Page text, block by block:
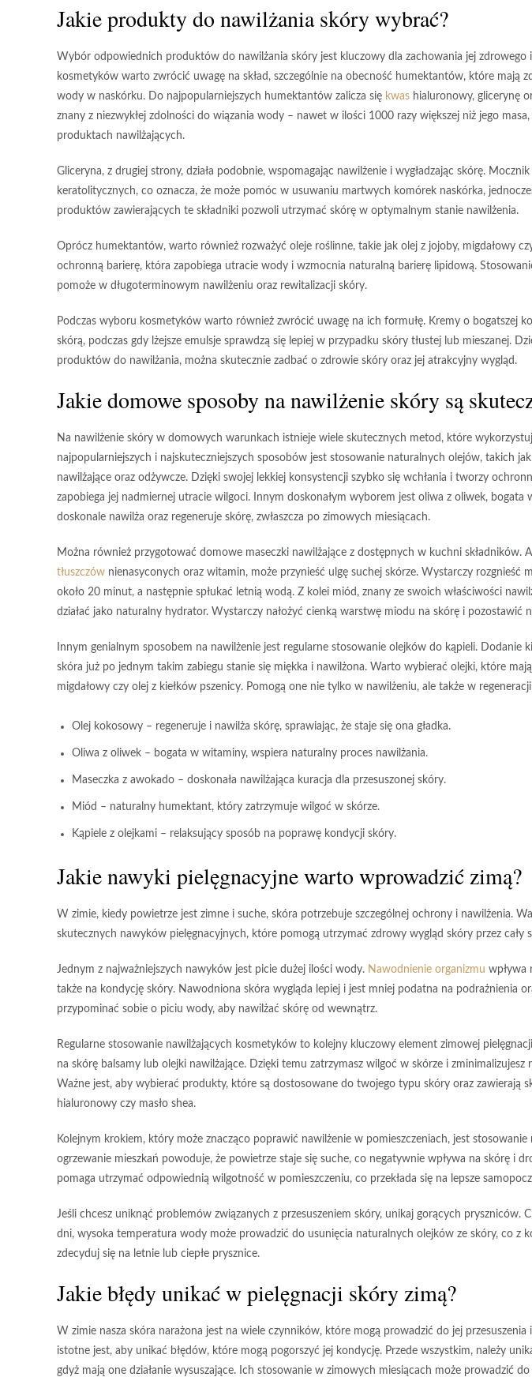
Jakie produkty do nawilżania skóry wybrać?
Wybór odpowiednich produktów do nawilżania skóry jest kluczowy dla zachowania jej zdrowego
kosmetyków warto zwrócić uwagę na skład, szczególnie na obecność humektantów, które mają
wody w naskórku. Do najpopularniejszych humektantów zalicza się kwas hialuronowy, glicerynę
znany z niezwykłej zdolności do wiązania wody – nawet w ilości 1000 razy większej niż jego
produktach nawilżających.
Gliceryna, z drugiej strony, działa podobnie, wspomagając nawilżenie i wygładzając skórę.
keratolitycznych, co oznacza, że może pomóc w usuwaniu martwych komórek naskórka,
produktów zawierających te składniki pozwoli utrzymać skórę w optymalnym stanie nawilżenia.
Oprócz humektantów, warto również rozważyć oleje roślinne, takie jak olej z jojoby, migdałowy
ochronną barierę, która zapobiega utracie wody i wzmocnia naturalną barierę lipidową.
pomoże w długoterminowym nawilżeniu oraz rewitalizacji skóry.
Podczas wyboru kosmetyków warto również zwrócić uwagę na ich formułę. Kremy o bogatszej
skórą, podczas gdy lżejsze emulsje sprawdzą się lepiej w przypadku skóry tłustej lub mieszanej.
produktów do nawilżania, można skutecznie zadbać o zdrowie skóry oraz jej atrakcyjny wygląd.
Jakie domowe sposoby na nawilżenie skóry są
Na nawilżenie skóry w domowych warunkach istnieje wiele skutecznych metod, które
najpopularniejszych i najskuteczniejszych sposobów jest stosowanie naturalnych olejów, takich
nawilżające oraz odżywcze. Dzięki swojej lekkiej konsystencji szybko się wchłania i tworzy
zapobiega jej nadmiernej utracie wilgoci. Innym doskonałym wyborem jest oliwa z oliwek,
doskonale nawilża oraz regeneruje skórę, zwłaszcza po zimowych miesiącach.
Można również przygotować domowe maseczki nawilżające z dostępnych w kuchni składników.
tłuszczów nienasyconych oraz witamin, może przynieść ulgę suchej skórze. Wystarczy rozgnieść
około 20 minut, a następnie spłukać letnią wodą. Z kolei miód , znany ze swoich właściwości
działać jako naturalny hydrator. Wystarczy nałożyć cienką warstwę miodu na skórę i pozostawić
Innym genialnym sposobem na nawilżenie jest regularne stosowanie olejków do kąpieli. Dodanie
skóra już po jednym takim zabiegu stanie się miękka i nawilżona. Warto wybierać olejki, które
migdałowy czy olej z kiełków pszenicy. Pomogą one nie tylko w nawilżeniu, ale także w
Olej kokosowy – regeneruje i nawilża skórę, sprawiając, że staje się ona gładka.
Oliwa z oliwek – bogata w witaminy, wspiera naturalny proces nawilżania.
Maseczka z awokado – doskonała nawilżająca kuracja dla przesuszonej skóry.
Miód – naturalny humektant, który zatrzymuje wilgoć w skórze.
Kąpiele z olejkami – relaksujący sposób na poprawę kondycji skóry.
Jakie nawyki pielęgnacyjne warto wprowadzić zimą?
W zimie, kiedy powietrze jest zimne i suche, skóra potrzebuje szczególnej ochrony i nawilżenia.
skutecznych nawyków pielęgnacyjnych, które pomogą utrzymać zdrowy wygląd skóry przez cały
Jednym z najważniejszych nawyków jest picie dużej ilości wody. Nawodnienie organizmu wpływa
także na kondycję skóry. Nawodniona skóra wygląda lepiej i jest mniej podatna na podrażnienia
przypominać sobie o piciu wody, aby nawilżać skórę od wewnątrz.
Regularne stosowanie nawilżających kosmetyków to kolejny kluczowy element zimowej
na skórę balsamy lub olejki nawilżające. Dzięki temu zatrzymasz wilgoć w skórze i
Ważne jest, aby wybierać produkty, które są dostosowane do twojego typu skóry oraz zawierają
hialuronowy czy masło shea.
Kolejnym krokiem, który może znacząco poprawić nawilżenie w pomieszczeniach, jest stosowanie
ogrzewanie mieszkań powoduje, że powietrze staje się suche, co negatywnie wpływa na skórę i
pomaga utrzymać odpowiednią wilgotność w pomieszczeniu, co przekłada się na lepsze
Jeśli chcesz uniknąć problemów związanych z przesuszeniem skóry, unikaj gorących pryszniców.
dni, wysoka temperatura wody może prowadzić do usunięcia naturalnych olejków ze skóry, co z
zdecyduj się na letnie lub ciepłe prysznice.
Jakie błędy unikać w pielęgnacji skóry zimą?
W zimie nasza skóra narażona jest na wiele czynników, które mogą prowadzić do jej przesuszenia
istotne jest, aby unikać błędów, które mogą pogorszyć jej kondycję. Przede wszystkim, należy
gdyż mają one działanie wysuszające. Ich stosowanie w zimowych miesiącach może prowadzić